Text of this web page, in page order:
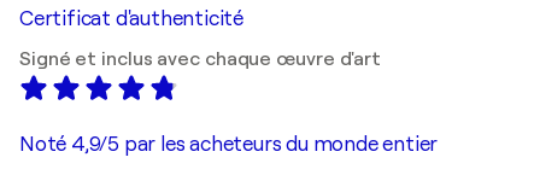
Certificat d'authenticité
Signé et inclus avec chaque œuvre d'art
Noté 4,9/5 par les acheteurs du monde entier